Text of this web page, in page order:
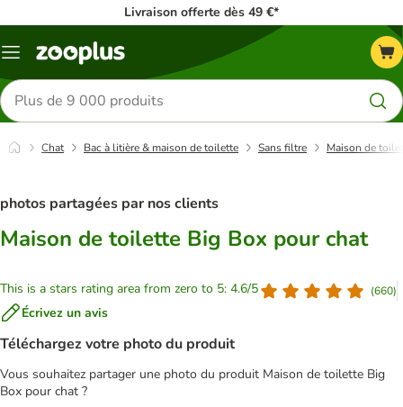
Livraison offerte dès 49 €*
Menu
Rechercher
des
produits
Chat Bac à litière & maison de toilette Sans filtre Maison de
photos partagées par nos clients
Maison de toilette Big Box pour chat
This is a stars rating area from zero to 5: 4.6/5 (660)
Écrivez un avis
Téléchargez votre photo du produit
Vous souhaitez partager une photo du produit Maison de toilette Big
Box pour chat ?